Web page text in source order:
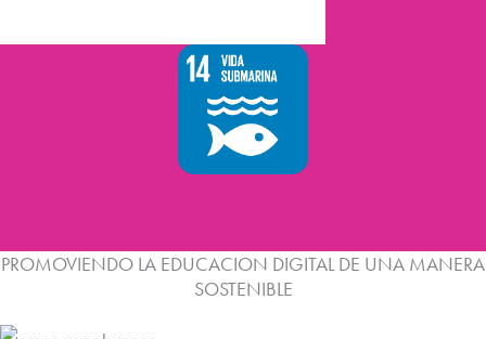
PROMOVIENDO LA EDUCACION DIGITAL DE UNA MANERA
SOSTENIBLE